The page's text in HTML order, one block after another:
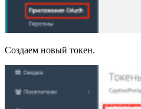
Создаем новый токен.